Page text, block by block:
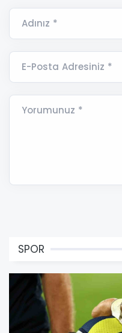
Adınız *
E-Posta Adresiniz *
Yorumunuz *
SPOR